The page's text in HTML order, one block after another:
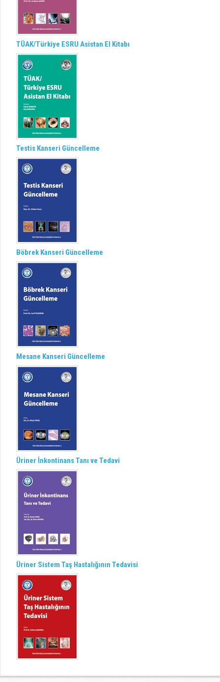
TÜAK/Türkiye ESRU Asistan El Kitabı
Testis Kanseri Güncelleme
Böbrek Kanseri Güncelleme
Mesane Kanseri Güncelleme
Üriner İnkontinans Tanı ve Tedavi
Üriner Sistem Taş Hastalığının Tedavisi